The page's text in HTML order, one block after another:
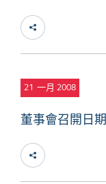
21 一月 2008
董事會召開日期